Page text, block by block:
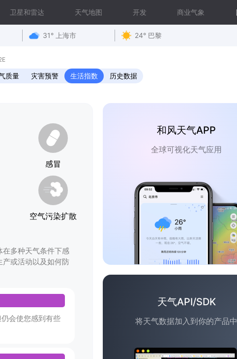
卫星和雷达 天气地图 开发 商业气象
31° 上海市 24° 巴黎
质量 灾害预警 生活指数 历史数据
感冒
空气污染扩散
多种天气条件下感
或活动以及如何防
会使您感到有些
和风天气APP
全球可视化天气应用
天气API/SDK
将天气数据加入到你的产品中